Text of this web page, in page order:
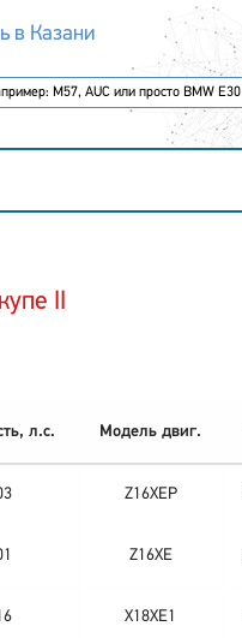
в Казани
II
л.с. Модель двиг.
Z16XEP
Z16XE
X18XE1